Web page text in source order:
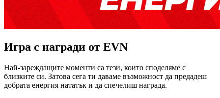
Игра с награди от EVN
Най-зареждащите моменти са тези, които споделяме с
близките си. Затова сега ти даваме възможност да предадеш
добрата енергия нататък и да спечелиш награда.